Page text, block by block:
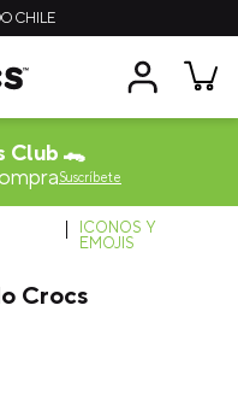
CHILE
Club 🐊
Suscríbete
ICONOS Y
EMOJIS
Crocs